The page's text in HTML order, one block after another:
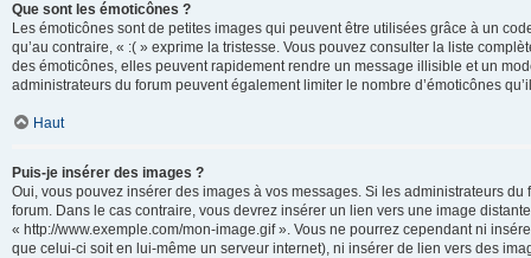
Que sont les émoticônes ?
Les émoticônes sont de petites images qui peuvent être utilisées grâce à un
qu’au contraire, « :( » exprime la tristesse. Vous pouvez consulter la liste
des émoticônes, elles peuvent rapidement rendre un message illisible et un
administrateurs du forum peuvent également limiter le nombre d’émoticônes
Haut
Puis-je insérer des images ?
Oui, vous pouvez insérer des images à vos messages. Si les administrateurs
forum. Dans le cas contraire, vous devrez insérer un lien vers une image
« http://www.exemple.com/mon-image.gif ». Vous ne pourrez cependant ni
que celui-ci soit en lui-même un serveur internet), ni insérer de lien vers des